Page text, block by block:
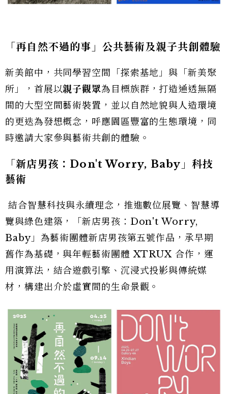
「再自然不過的事」公共藝術及親子共創體驗
新美館中，共同學習空間「探索基地」與「新美聚
所」，首展以親子觀眾為目標族群，打造通透無隔
間的大型空間藝術裝置，並以自然地貌與人造環境
的更迭為發想概念，呼應園區豐富的生態環境，同
時邀請大家參與藝術共創的體驗。
「新店男孩：Don't Worry, Baby」科技
藝術
結合智慧科技與永續理念，推進數位展覽、智慧導
覽與綠色建築，「新店男孩：Don't Worry,
Baby」為藝術團體新店男孩第五號作品，承早期
舊作為基礎，與年輕藝術團體 XTRUX 合作，運
用演算法，結合遊戲引擎、沉浸式投影與傳統媒
材，構建出介於虛實間的生命景觀。